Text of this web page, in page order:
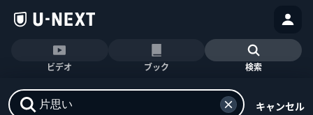
ビデオ ブック 検索
キャンセル